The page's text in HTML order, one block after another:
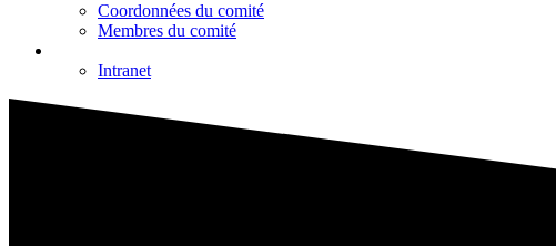
Coordonnées du comité
Membres du comité
Intranet